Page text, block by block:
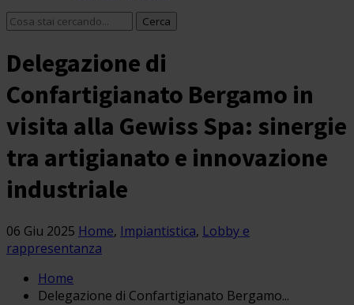
Delegazione di
Confartigianato Bergamo in
visita alla Gewiss Spa: sinergie
tra artigianato e innovazione
industriale
06 Giu 2025 Home, Impiantistica, Lobby e
rappresentanza
Home
Delegazione di Confartigianato Bergamo...